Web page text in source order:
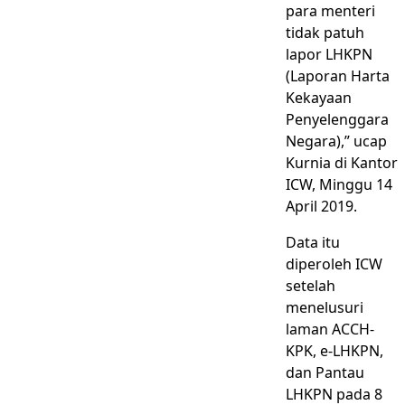
para menteri
tidak patuh
lapor LHKPN
(Laporan Harta
Kekayaan
Penyelenggara
Negara),” ucap
Kurnia di Kantor
ICW, Minggu 14
April 2019.
Data itu
diperoleh ICW
setelah
menelusuri
laman ACCH-
KPK, e-LHKPN,
dan Pantau
LHKPN pada 8